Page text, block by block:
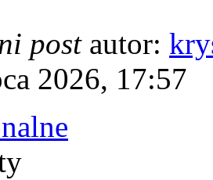
postautor:
2026, 17:57